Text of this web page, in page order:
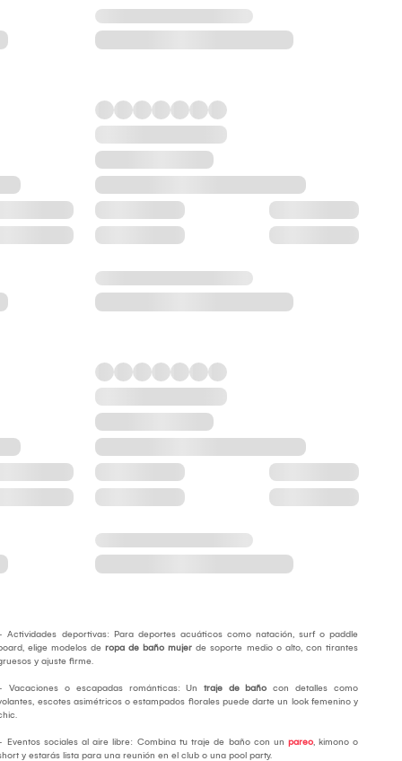
Actividades deportivas: Para deportes acuáticos como natación, surf o paddle
elige modelos deropa de baño mujerde soporte medio o alto, con tirantes
y ajuste firme.
Vacaciones o escapadas románticas: Untraje de baño con detalles como
escotes asimétricos o estampados florales puede darte un look femenino y
Eventos sociales al aire libre: Combina tu traje de baño con unpareo, kimono o
y estarás lista para una reunión en el club o una pool party.